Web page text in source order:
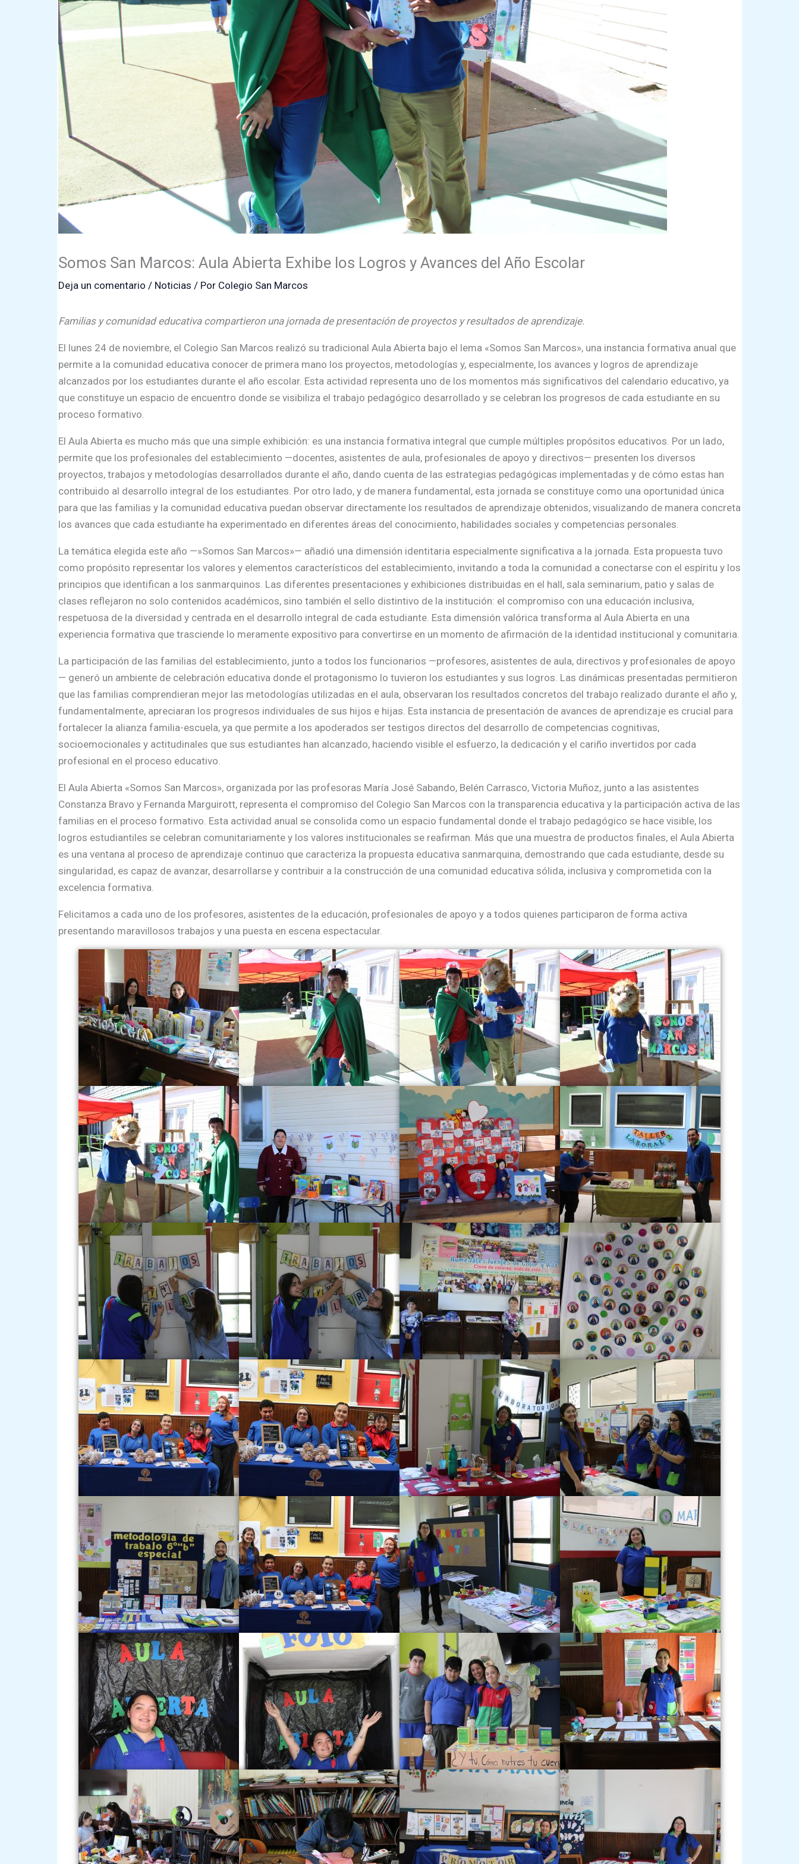
Somos San Marcos: Aula Abierta Exhibe los Logros y Avances del Año Escolar
Deja un comentario / Noticias / Por Colegio San Marcos
Familias y comunidad educativa compartieron una jornada de presentación de proyectos y resultados de aprendizaje.
El lunes 24 de noviembre, el Colegio San Marcos realizó su tradicional Aula Abierta bajo el lema «Somos San Marcos», una instancia formativa anual que
permite a la comunidad educativa conocer de primera mano los proyectos, metodologías y, especialmente, los avances y logros de aprendizaje
alcanzados por los estudiantes durante el año escolar. Esta actividad representa uno de los momentos más significativos del calendario educativo, ya
que constituye un espacio de encuentro donde se visibiliza el trabajo pedagógico desarrollado y se celebran los progresos de cada estudiante en su
proceso formativo.
El Aula Abierta es mucho más que una simple exhibición: es una instancia formativa integral que cumple múltiples propósitos educativos. Por un lado,
permite que los profesionales del establecimiento —docentes, asistentes de aula, profesionales de apoyo y directivos— presenten los diversos
proyectos, trabajos y metodologías desarrollados durante el año, dando cuenta de las estrategias pedagógicas implementadas y de cómo estas han
contribuido al desarrollo integral de los estudiantes. Por otro lado, y de manera fundamental, esta jornada se constituye como una oportunidad única
para que las familias y la comunidad educativa puedan observar directamente los resultados de aprendizaje obtenidos, visualizando de manera concreta
los avances que cada estudiante ha experimentado en diferentes áreas del conocimiento, habilidades sociales y competencias personales.
La temática elegida este año —»Somos San Marcos»— añadió una dimensión identitaria especialmente significativa a la jornada. Esta propuesta tuvo
como propósito representar los valores y elementos característicos del establecimiento, invitando a toda la comunidad a conectarse con el espíritu y los
principios que identifican a los sanmarquinos. Las diferentes presentaciones y exhibiciones distribuidas en el hall, sala seminarium, patio y salas de
clases reflejaron no solo contenidos académicos, sino también el sello distintivo de la institución: el compromiso con una educación inclusiva,
respetuosa de la diversidad y centrada en el desarrollo integral de cada estudiante. Esta dimensión valórica transforma al Aula Abierta en una
experiencia formativa que trasciende lo meramente expositivo para convertirse en un momento de afirmación de la identidad institucional y comunitaria.
La participación de las familias del establecimiento, junto a todos los funcionarios —profesores, asistentes de aula, directivos y profesionales de apoyo
— generó un ambiente de celebración educativa donde el protagonismo lo tuvieron los estudiantes y sus logros. Las dinámicas presentadas permitieron
que las familias comprendieran mejor las metodologías utilizadas en el aula, observaran los resultados concretos del trabajo realizado durante el año y,
fundamentalmente, apreciaran los progresos individuales de sus hijos e hijas. Esta instancia de presentación de avances de aprendizaje es crucial para
fortalecer la alianza familia-escuela, ya que permite a los apoderados ser testigos directos del desarrollo de competencias cognitivas,
socioemocionales y actitudinales que sus estudiantes han alcanzado, haciendo visible el esfuerzo, la dedicación y el cariño invertidos por cada
profesional en el proceso educativo.
El Aula Abierta «Somos San Marcos», organizada por las profesoras María José Sabando, Belén Carrasco, Victoria Muñoz, junto a las asistentes
Constanza Bravo y Fernanda Marguirott, representa el compromiso del Colegio San Marcos con la transparencia educativa y la participación activa de las
familias en el proceso formativo. Esta actividad anual se consolida como un espacio fundamental donde el trabajo pedagógico se hace visible, los
logros estudiantiles se celebran comunitariamente y los valores institucionales se reafirman. Más que una muestra de productos finales, el Aula Abierta
es una ventana al proceso de aprendizaje continuo que caracteriza la propuesta educativa sanmarquina, demostrando que cada estudiante, desde su
singularidad, es capaz de avanzar, desarrollarse y contribuir a la construcción de una comunidad educativa sólida, inclusiva y comprometida con la
excelencia formativa.
Felicitamos a cada uno de los profesores, asistentes de la educación, profesionales de apoyo y a todos quienes participaron de forma activa
presentando maravillosos trabajos y una puesta en escena espectacular.